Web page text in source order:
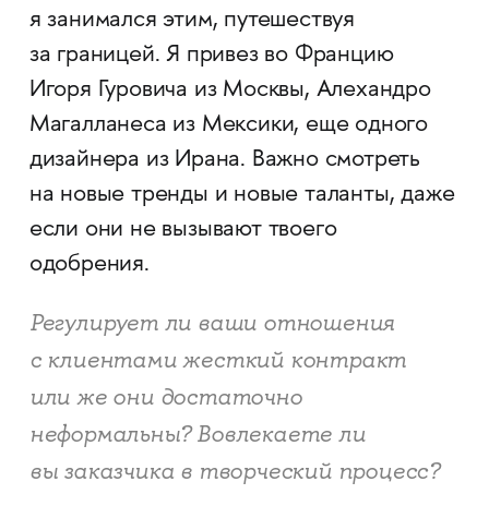
я занимался этим, путешествуя
за границей. Я привез во Францию
Игоря Гуровича из Москвы, Алехандро
Магалланеса из Мексики, еще одного
дизайнера из Ирана. Важно смотреть
на новые тренды и новые таланты, даже
если они не вызывают твоего
одобрения.
Регулирует ли ваши отношения
с клиентами жесткий контракт
или же они достаточно
неформальны? Вовлекаете ли
вы заказчика в творческий процесс?